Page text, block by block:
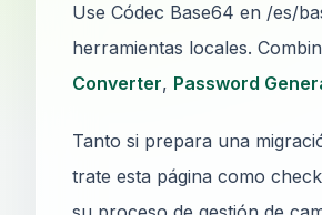
Use Códec Base64 en /es/
herramientas locales.
Converter, Password
Tanto si prepara una
trate esta página como